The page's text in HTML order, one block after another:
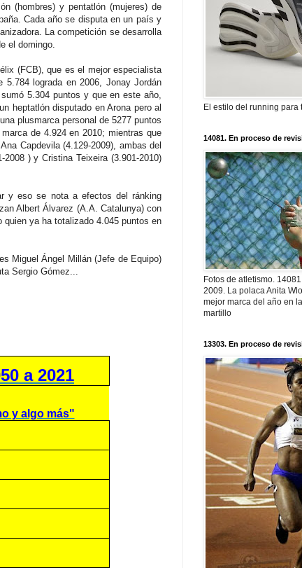
(hombres) y pentatlón (mujeres) de
Cada año se disputa en un país y
La competición se desarrolla
el domingo.
(FCB), que es el mejor especialista
5.784 lograda en 2006, Jonay Jordán
5.304 puntos y que en este año,
heptatlón disputado en Arona pero al
plusmarca personal de 5277 puntos
de 4.924 en 2010; mientras que
Capdevila (4.129-2009), ambas del
2008 ) y Cristina Teixeira (3.901-2010)
y eso se nota a efectos del ránking
Albert Álvarez (A.A. Catalunya) con
quien ya ha totalizado 4.045 puntos en
Miguel Ángel Millán (Jefe de Equipo)
Sergio Gómez...
a 2021
y algo más"
El estilo del running para
14081. En proceso de
Fotos de atletismo.
2009. La polaca Anita
mejor marca del año en
martillo
13303. En proceso de